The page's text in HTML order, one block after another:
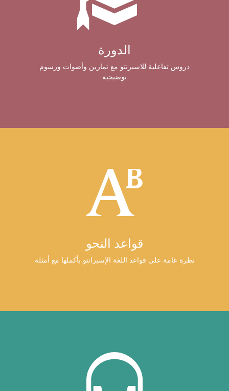
الدورة
دروس تفاعلية للاسبرنتو مع تمارين وأصوات ورسوم
توضيحية
قواعد النحو
نظرة عامة على قواعد اللغة الإسبرانتو بأكملها مع أمثلة